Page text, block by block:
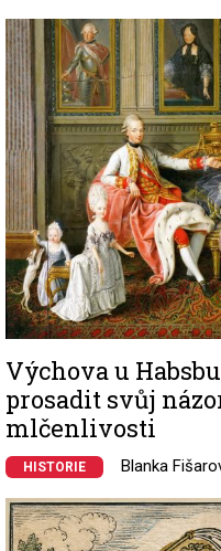
Image
Výchova u
prosadit svůj
mlčenlivosti
HISTORIE Blanka
Image